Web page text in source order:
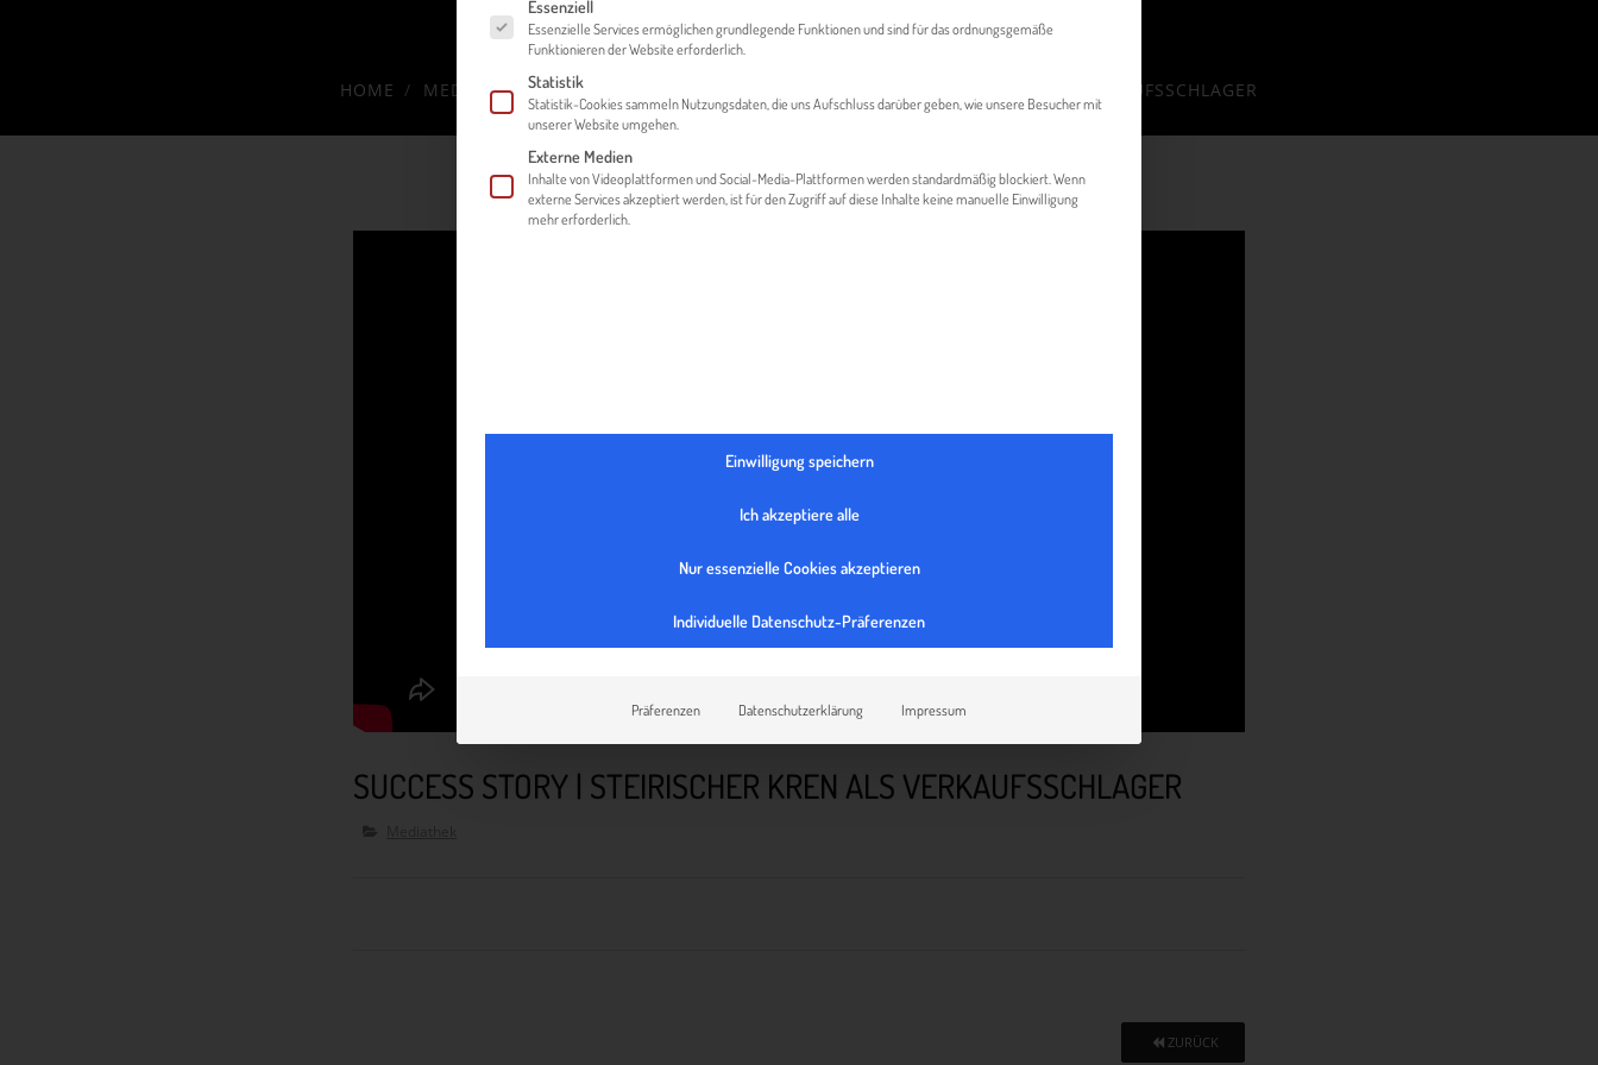
HOME MEDIATHEK MEDIATHEK SUCCESS STORY | STEIRISCHER KREN ALS VERKAUFSSCHLAGER
SUCCESS STORY | STEIRISCHER KREN ALS VERKAUFSSCHLAGER
ZURÜCK
Essenziell
Essenzielle Services ermöglichen grundlegende Funktionen und sind für das ordnungsgemäße
Funktionieren der Website erforderlich.
Statistik
Statistik-Cookies sammeln Nutzungsdaten, die uns Aufschluss darüber geben, wie unsere Besucher mit
unserer Website umgehen.
Externe Medien
Inhalte von Videoplattformen und Social-Media-Plattformen werden standardmäßig blockiert. Wenn
externe Services akzeptiert werden, ist für den Zugriff auf diese Inhalte keine manuelle Einwilligung
mehr erforderlich.
Einwilligung speichern
Ich akzeptiere alle
Nur essenzielle Cookies akzeptieren
Individuelle Datenschutz-Präferenzen
Präferenzen Datenschutzerklärung Impressum